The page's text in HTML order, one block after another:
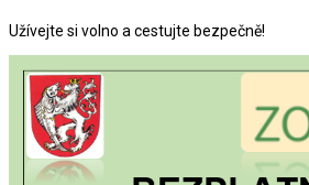
Užívejte si volno a cestujte bezpečně!